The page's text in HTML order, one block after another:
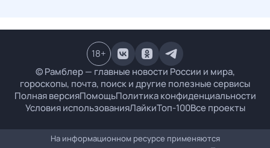
© Рамблер — главные новости России и мира,
гороскопы, почта, поиск и другие полезные сервисы
Полная версияПомощьПолитика конфиденциальности
Условия использованияЛайкиТоп-100Все проекты
18+
На информационном ресурсе применяются